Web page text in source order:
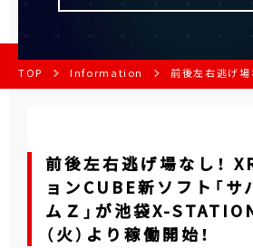
TOP Information 前後左右逃げ場
前後左右逃げ場なし！
ョンCUBE新ソフト「サ
ムＺ」が池袋X-
（火）より稼働開始！